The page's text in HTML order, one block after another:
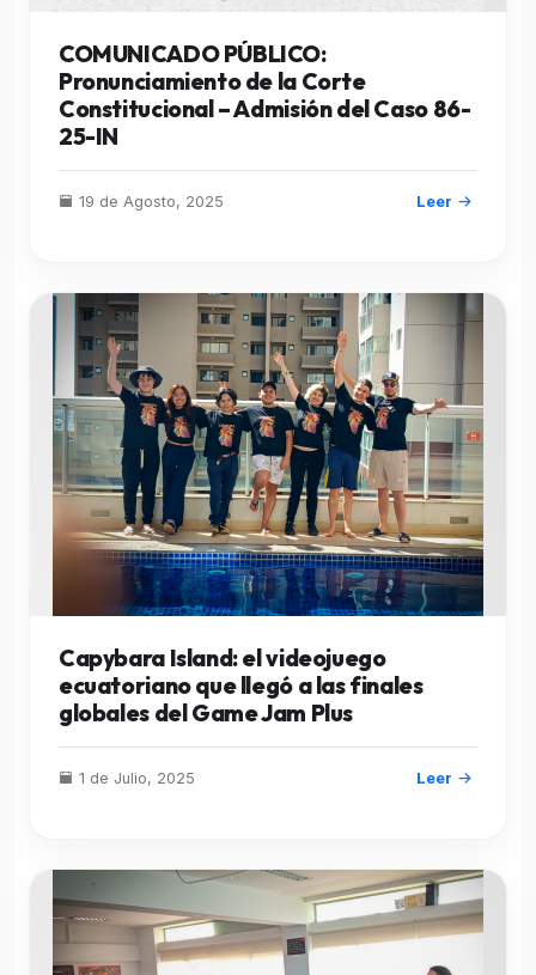
COMUNICADO PÚBLICO:
Pronunciamiento de la Corte
Constitucional – Admisión del Caso 86-
25-IN
19 de Agosto, 2025 Leer
Capybara Island: el videojuego
ecuatoriano que llegó a las finales
globales del Game Jam Plus
1 de Julio, 2025 Leer